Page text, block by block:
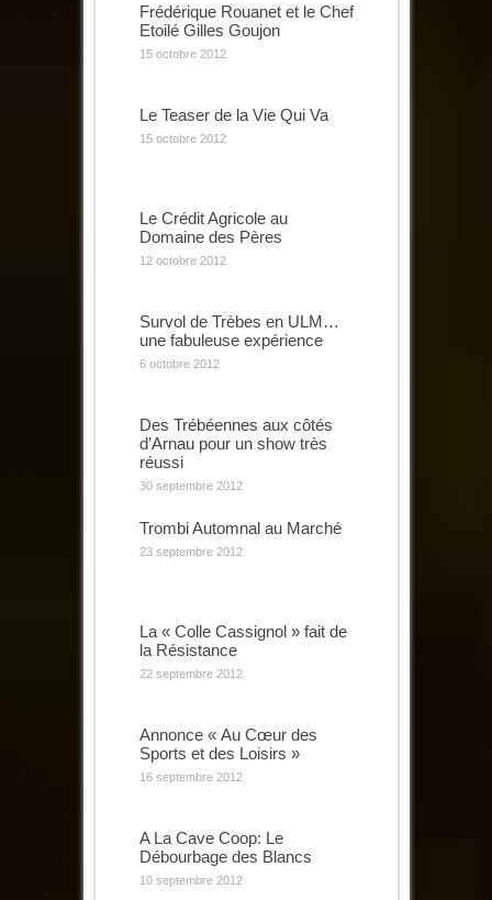
Frédérique Rouanet et le Chef
Etoilé Gilles Goujon
15 octobre 2012
Le Teaser de la Vie Qui Va
15 octobre 2012
Le Crédit Agricole au
Domaine des Pères
12 octobre 2012
Survol de Trèbes en ULM…
une fabuleuse expérience
6 octobre 2012
Des Trébéennes aux côtés
d’Arnau pour un show très
réussi
30 septembre 2012
Trombi Automnal au Marché
23 septembre 2012
La « Colle Cassignol » fait de
la Résistance
22 septembre 2012
Annonce « Au Cœur des
Sports et des Loisirs »
16 septembre 2012
A La Cave Coop: Le
Débourbage des Blancs
10 septembre 2012